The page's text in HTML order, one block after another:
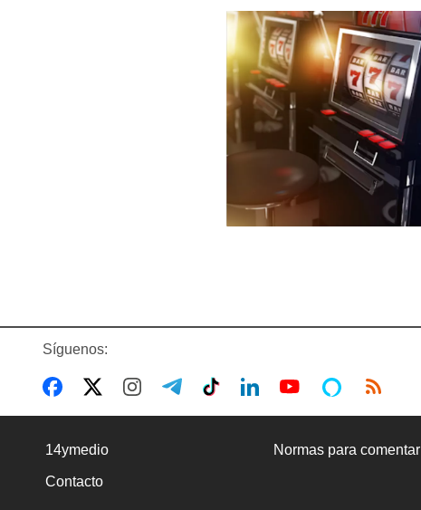
Síguenos:
14ymedio Normas para comentar
Contacto